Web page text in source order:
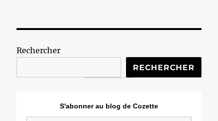
Rechercher
RECHERCHER
S'abonner au blog de Cozette